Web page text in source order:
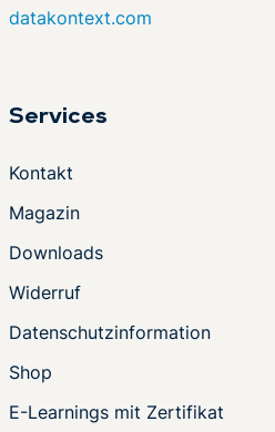
datakontext.com
Services
Kontakt
Magazin
Downloads
Widerruf
Datenschutzinformation
Shop
E-Learnings mit Zertifikat